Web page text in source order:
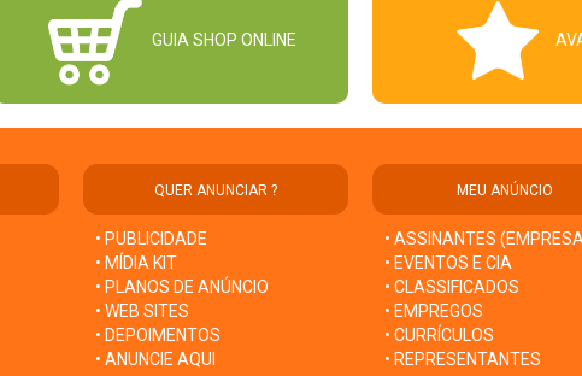
GUIA SHOP ONLINE
QUER ANUNCIAR ?
• PUBLICIDADE
• MÍDIA KIT
• PLANOS DE ANÚNCIO
• WEB SITES
• DEPOIMENTOS
• ANUNCIE AQUI
MEU ANÚNCIO
• ASSINANTES
• EVENTOS E CIA
• CLASSIFICADOS
• EMPREGOS
• CURRÍCULOS
• REPRESENTANTES